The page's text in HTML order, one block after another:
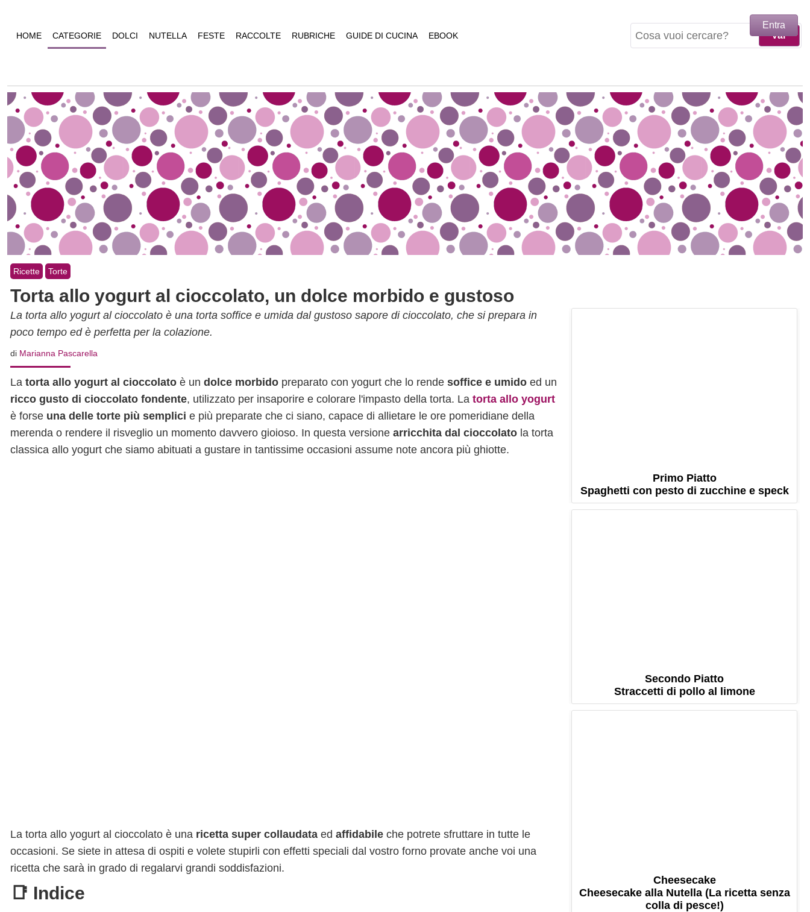
HOME CATEGORIE DOLCI NUTELLA FESTE RACCOLTE RUBRICHE GUIDE DI CUCINA EBOOK
Ricette Torte
Torta allo yogurt al cioccolato, un dolce morbido e gustoso
La torta allo yogurt al cioccolato è una torta soffice e umida dal gustoso sapore di cioccolato, che si prepara in
poco tempo ed è perfetta per la colazione.
di Marianna Pascarella
La torta allo yogurt al cioccolato è un dolce morbido preparato con yogurt che lo rende soffice e umido ed un
ricco gusto di cioccolato fondente, utilizzato per insaporire e colorare l'impasto della torta. La torta allo yogurt
è forse una delle torte più semplici e più preparate che ci siano, capace di allietare le ore pomeridiane della
merenda o rendere il risveglio un momento davvero gioioso. In questa versione arricchita dal cioccolato la torta
classica allo yogurt che siamo abituati a gustare in tantissime occasioni assume note ancora più ghiotte.
La torta allo yogurt al cioccolato è una ricetta super collaudata ed affidabile che potrete sfruttare in tutte le
occasioni. Se siete in attesa di ospiti e volete stupirli con effetti speciali dal vostro forno provate anche voi una
ricetta che sarà in grado di regalarvi grandi soddisfazioni.
📑 Indice
Primo Piatto
Spaghetti con pesto di zucchine e speck
Secondo Piatto
Straccetti di pollo al limone
Cheesecake
Cheesecake alla Nutella (La ricetta senza
colla di pesce!)
Entra